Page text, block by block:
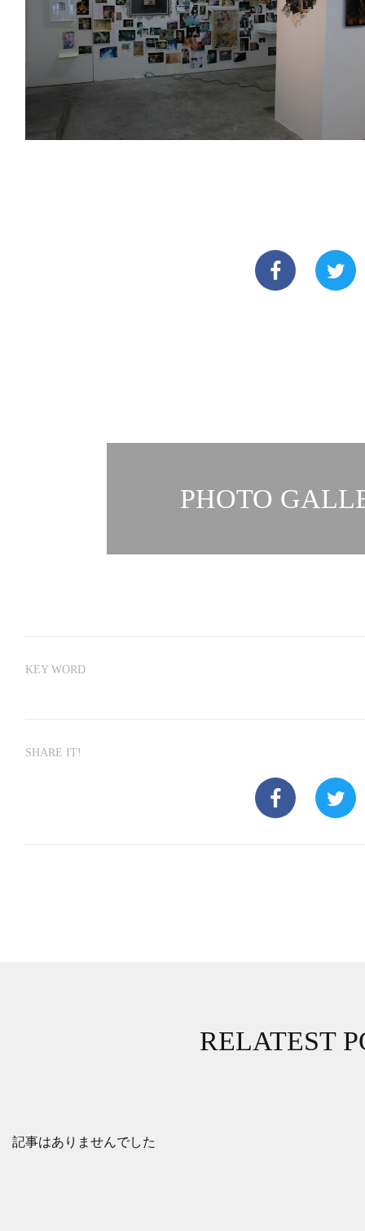
PHOTO
KEY WORD
SHARE IT!
RELATEST
記事はありませんでした